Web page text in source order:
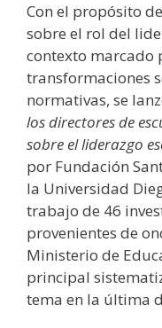
Con el propósito
sobre el rol del
contexto marcado
transformaciones
normativas, se
los directores de
sobre el liderazgo
por Fundación
la Universidad
trabajo de 46
provenientes de
Ministerio de
principal
tema en la última